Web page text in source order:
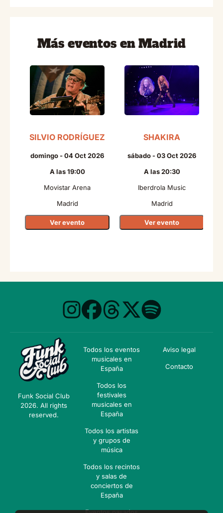
Más eventos en Madrid
SILVIO RODRÍGUEZ
domingo - 04 Oct 2026
A las 19:00
Movistar Arena
Madrid
Ver evento
SHAKIRA
sábado - 03 Oct 2026
A las 20:30
Iberdrola Music
Madrid
Ver evento
Funk Social Club
2026. All rights
reserved.
Todos los eventos
musicales en
España
Todos los
festivales
musicales en
España
Todos los artistas
y grupos de
música
Todos los recintos
y salas de
conciertos de
España
Aviso legal
Contacto